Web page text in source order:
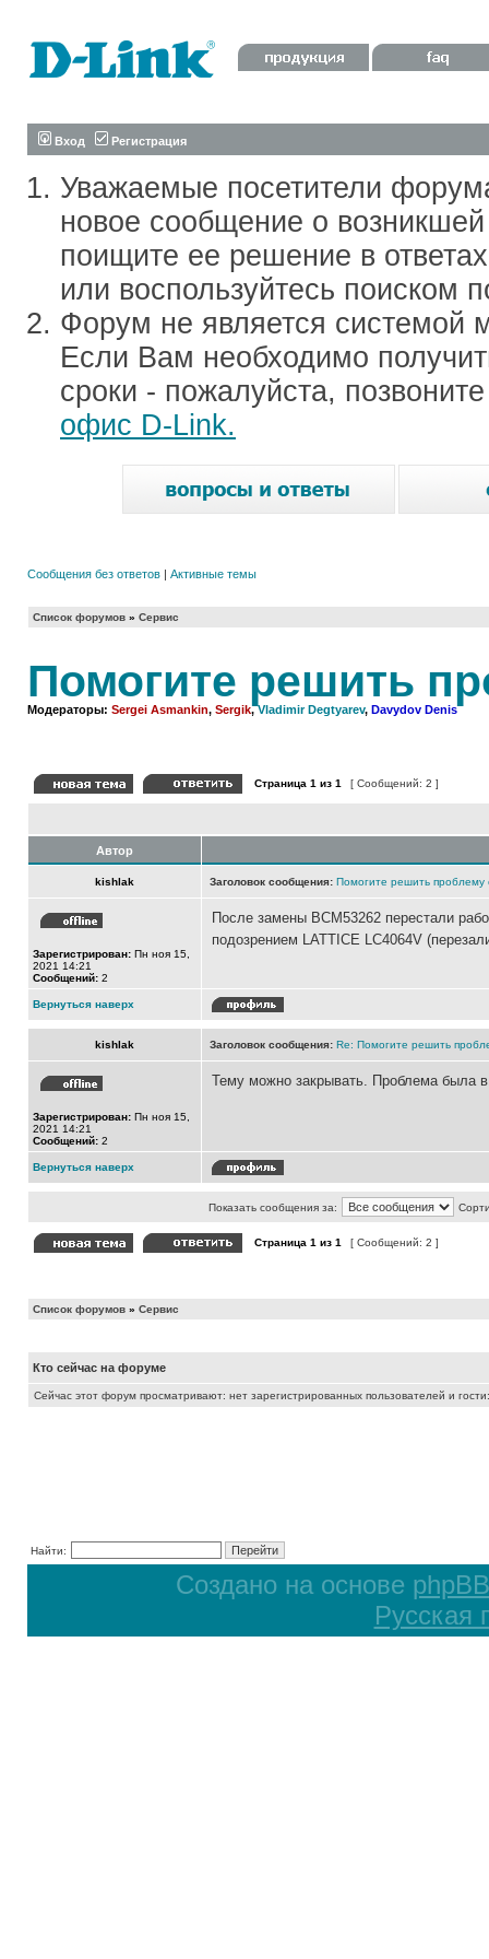
Вход Регистрация
Уважаемые посетители
новое сообщение о
поищите ее решение в
или воспользуйтесь поиском
Форум не является системой
Если Вам необходимо
сроки - пожалуйста,
офис D-Link.
Сообщения без ответов | Активные темы
Список форумов » Сервис
Помогите решить
Модераторы: Sergei Asmankin, Sergik,Vladimir Degtyarev, Davydov Denis
Страница 1 из 1 [ Сообщений: 2 ]
Автор
kishlak Заголовок сообщения: Помогите решить проблему
Зарегистрирован: Пн ноя 15,
2021 14:21
Сообщений: 2
После замены BCM53262 перестали
подозрением LATTICE LC4064V
Вернуться наверх
kishlak Заголовок сообщения: Re: Помогите решить
Зарегистрирован: Пн ноя 15,
2021 14:21
Сообщений: 2
Тему можно закрывать. Проблема была
Вернуться наверх
Показать сообщения за:
Страница 1 из 1 [ Сообщений: 2 ]
Список форумов » Сервис
Кто сейчас на форуме
Сейчас этот форум просматривают: нет зарегистрированных пользователей и
Найти:
Создано на основе phpBB
Русская